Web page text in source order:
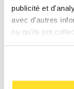
publicité et
avec d'autres
ou qu'ils ont
services.
Business
Organisation
réflexion
Découvrez
sein d’une